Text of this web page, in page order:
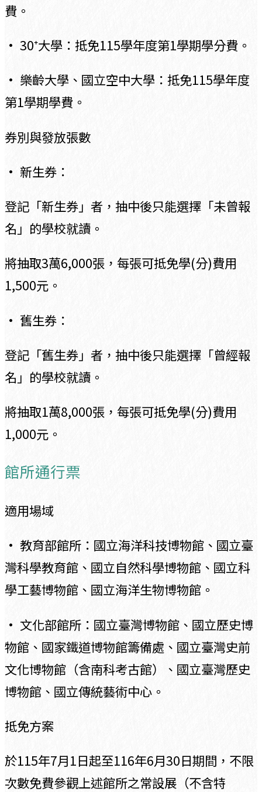
費。
• 30⁺大學：抵免115學年度第1學期學分費。
• 樂齡大學、國立空中大學：抵免115學年度
第1學期學費。
券別與發放張數
• 新生券：
登記「新生券」者，抽中後只能選擇「未曾報
名」的學校就讀。
將抽取3萬6,000張，每張可抵免學(分)費用
1,500元。
• 舊生券：
登記「舊生券」者，抽中後只能選擇「曾經報
名」的學校就讀。
將抽取1萬8,000張，每張可抵免學(分)費用
1,000元。
館所通行票
適用場域
• 教育部館所：國立海洋科技博物館、國立臺
灣科學教育館、國立自然科學博物館、國立科
學工藝博物館、國立海洋生物博物館。
• 文化部館所：國立臺灣博物館、國立歷史博
物館、國家鐵道博物館籌備處、國立臺灣史前
文化博物館（含南科考古館）、國立臺灣歷史
博物館、國立傳統藝術中心。
抵免方案
於115年7月1日起至116年6月30日期間，不限
次數免費參觀上述館所之常設展（不含特